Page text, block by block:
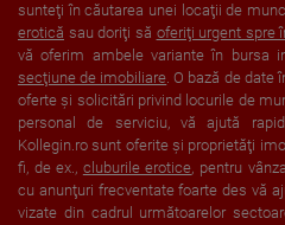
sunteţi în căutarea unei locaţii de
erotică sau doriţi să oferiţi urgent spre
vă oferim ambele variante în bursa
secţiune de imobiliare. O bază de date
oferte şi solicitări privind locurile de
personal de serviciu, vă ajută
Kollegin.ro sunt oferite şi proprietăţi
fi, de ex., cluburile erotice, pentru
cu anunţuri frecventate foarte des vă
vizate din cadrul următoarelor